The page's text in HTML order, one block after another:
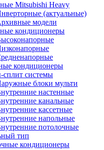
Mitsubishi Heavy
(актуальные)
модели
кондиционеры
кондиционеры
сплит системы
блоки мульти
настенные
канальные
кассетные
напольные
потолочные
тип
кондиционеры